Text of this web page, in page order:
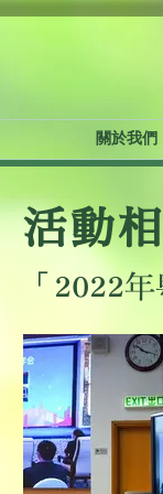
關於我們
活動
「2022